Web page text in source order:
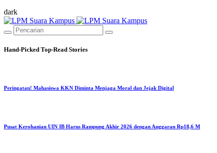
dark
Hand-Picked Top-Read Stories
Peringatan! Mahasiswa KKN Diminta Menjaga Moral dan Jejak Digital
Pusat Kerohanian UIN IB Harus Rampung Akhir 2026 dengan Anggaran Rp18,6 M